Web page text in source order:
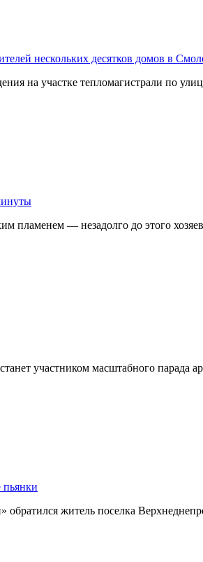
нескольких десятков домов в
на участке тепломагистрали по
пламенем — незадолго до этого
участником масштабного парада
пьянки
житель поселка